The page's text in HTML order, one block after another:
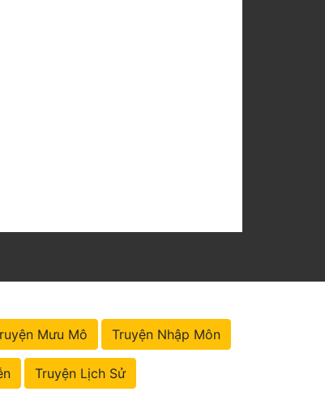
Mưu Mô Truyện Nhập Môn
Truyện Lịch Sử